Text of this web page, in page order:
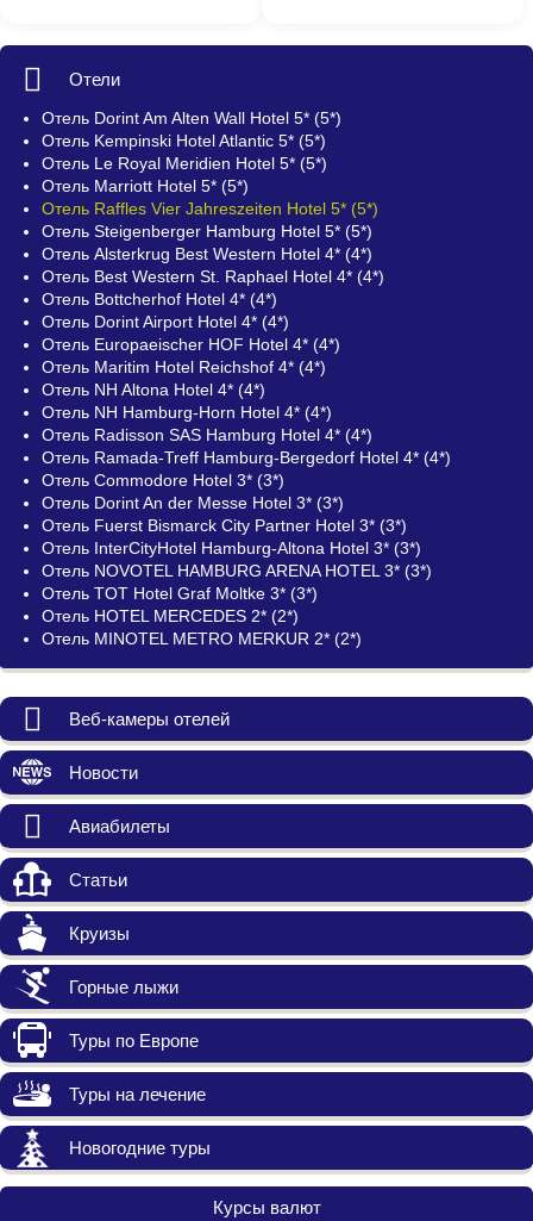
Отели
Отель Dorint Am Alten Wall Hotel 5* (5*)
Отель Kempinski Hotel Atlantic 5* (5*)
Отель Le Royal Meridien Hotel 5* (5*)
Отель Marriott Hotel 5* (5*)
Отель Raffles Vier Jahreszeiten Hotel 5* (5*)
Отель Steigenberger Hamburg Hotel 5* (5*)
Отель Alsterkrug Best Western Hotel 4* (4*)
Отель Best Western St. Raphael Hotel 4* (4*)
Отель Bottcherhof Hotel 4* (4*)
Отель Dorint Airport Hotel 4* (4*)
Отель Europaeischer HOF Hotel 4* (4*)
Отель Maritim Hotel Reichshof 4* (4*)
Отель NH Altona Hotel 4* (4*)
Отель NH Hamburg-Horn Hotel 4* (4*)
Отель Radisson SAS Hamburg Hotel 4* (4*)
Отель Ramada-Treff Hamburg-Bergedorf Hotel 4* (4*)
Отель Commodore Hotel 3* (3*)
Отель Dorint An der Messe Hotel 3* (3*)
Отель Fuerst Bismarck City Partner Hotel 3* (3*)
Отель InterCityHotel Hamburg-Altona Hotel 3* (3*)
Отель NOVOTEL HAMBURG ARENA HOTEL 3* (3*)
Отель TOT Hotel Graf Moltke 3* (3*)
Отель HOTEL MERCEDES 2* (2*)
Отель MINOTEL METRO MERKUR 2* (2*)
Веб-камеры отелей
Новости
Авиабилеты
Статьи
Круизы
Горные лыжи
Туры по Европе
Туры на лечение
Новогодние туры
Курсы валют